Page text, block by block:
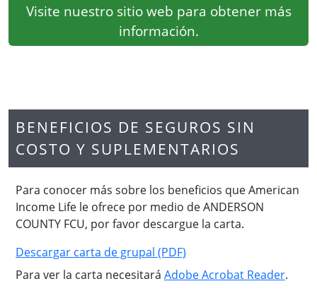
Visite nuestro sitio web para obtener más
información.
BENEFICIOS DE SEGUROS SIN
COSTO Y SUPLEMENTARIOS
Para conocer más sobre los beneficios que American
Income Life le ofrece por medio de ANDERSON
COUNTY FCU, por favor descargue la carta.
Descargar carta de grupal (PDF)
Para ver la carta necesitará Adobe Acrobat Reader.